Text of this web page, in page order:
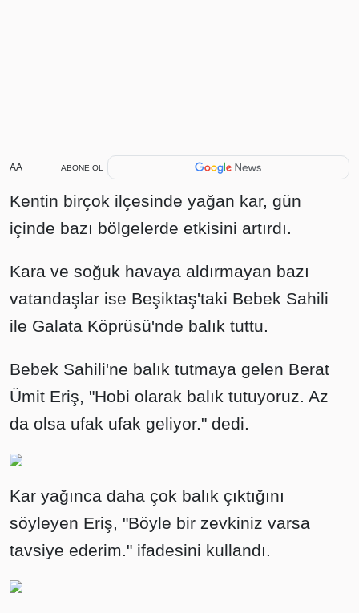
AA ABONE OL
Kentin birçok ilçesinde yağan kar, gün
içinde bazı bölgelerde etkisini artırdı.
Kara ve soğuk havaya aldırmayan bazı
vatandaşlar ise Beşiktaş'taki Bebek Sahili
ile Galata Köprüsü'nde balık tuttu.
Bebek Sahili'ne balık tutmaya gelen Berat
Ümit Eriş, "Hobi olarak balık tutuyoruz. Az
da olsa ufak ufak geliyor." dedi.
Kar yağınca daha çok balık çıktığını
söyleyen Eriş, "Böyle bir zevkiniz varsa
tavsiye ederim." ifadesini kullandı.